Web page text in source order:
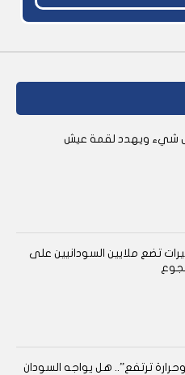
كل شيء ويهدد لقمة عيش
تضع ملايين السودانيين على
ترتفع”.. هل يواجه السودان